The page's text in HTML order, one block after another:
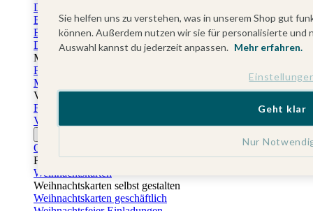
Dankeskarten Jugendweihe
Einschulungskarten
Einladungskarten Einschulung
Danksagung Einschulung
Muttertag
Fotogeschenke Muttertag
Muttertagskarten
Vatertag
Fotogeschenke Vatertag
Vatertagskarten
Osterkarten
Fotogeschenke zu Ostern
Weihnachtskarten
Weihnachtskarten selbst gestalten
Weihnachtskarten geschäftlich
Sie helfen uns zu verstehen, was in unserem Shop gut
können. Außerdem nutzen wir sie für personalisierte
Auswahl kannst du jederzeit anpassen. Mehr erfahren.
Nur
Geht klar